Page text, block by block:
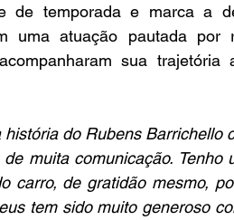
de temporada e marca a
uma atuação pautada por
sua trajetória
do Rubens Barrichello
muita comunicação. Tenho
carro, de gratidão mesmo,
tem sido muito generoso